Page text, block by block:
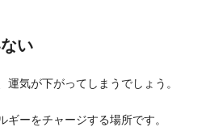
い
運気が下がってしまうでしょう。
ギーをチャージする場所です。